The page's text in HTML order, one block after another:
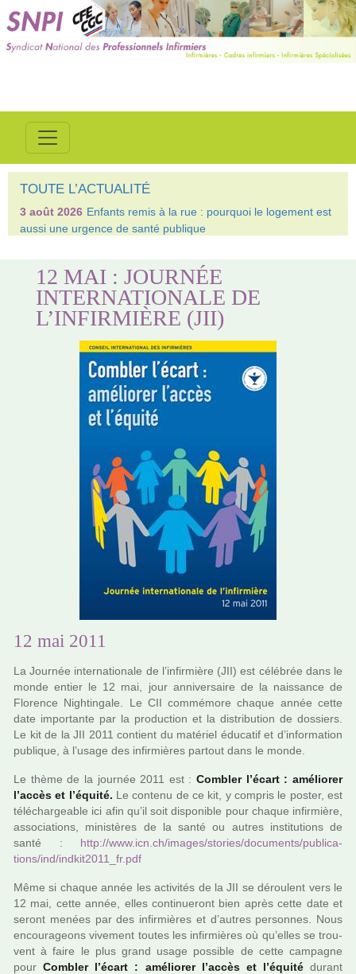
TOUTE L’ACTUALITÉ
3 août 2026 Enfants remis à la rue : pourquoi le logement est
aussi une urgence de santé publique
12 MAI : JOURNÉE
INTERNATIONALE DE
L’INFIRMIÈRE (JII)
12 mai 2011
La Journée inter­na­tio­nale de l’infir­mière (JII) est célé­brée dans le
monde entier le 12 mai, jour anni­ver­saire de la nais­sance de
Florence Nightingale. Le CII com­mé­more chaque année cette
date impor­tante par la pro­duc­tion et la dis­tri­bu­tion de dos­siers.
Le kit de la JII 2011 contient du maté­riel éducatif et d’infor­ma­tion
publi­que, à l’usage des infir­miè­res par­tout dans le monde.
Le thème de la jour­née 2011 est :Combler l’écart : amé­lio­rer
l’accès et l’équité. Le contenu de ce kit, y com­pris le poster, est
télé­char­gea­ble ici afin qu’il soit dis­po­ni­ble pour chaque infir­mière,
asso­cia­tions, minis­tè­res de la santé ou autres ins­ti­tu­tions de
santé : http://www.icn.ch/images/sto­ries/docu­ments/publi­ca­
tions/ind/ind­kit2011_fr.pdf
Même si chaque année les acti­vi­tés de la JII se dérou­lent vers le
12 mai, cette année, elles conti­nue­ront bien après cette date et
seront menées par des infir­miè­res et d’autres per­son­nes. Nous
encou­ra­geons vive­ment toutes les infir­miè­res où qu’elles se trou­
vent à faire le plus grand usage pos­si­ble de cette cam­pa­gne
pourCombler l’écart : amé­lio­rer l’accès et l’équitédurant